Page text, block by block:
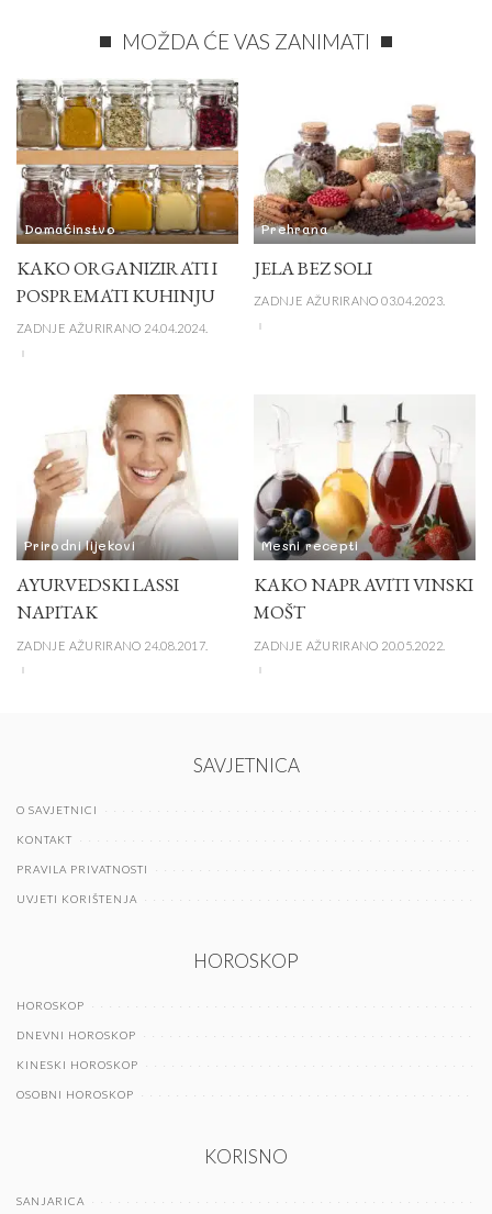
MOŽDA ĆE VAS ZANIMATI
Domaćinstvo
KAKO ORGANIZIRATI I
POSPREMATI KUHINJU
ZADNJE AŽURIRANO 24.04.2024.
Prehrana
JELA BEZ SOLI
ZADNJE AŽURIRANO 03.04.2023.
Prirodni lijekovi
AYURVEDSKI LASSI
NAPITAK
ZADNJE AŽURIRANO 24.08.2017.
Mesni recepti
KAKO NAPRAVITI VINSKI
MOŠT
ZADNJE AŽURIRANO 20.05.2022.
SAVJETNICA
O SAVJETNICI
KONTAKT
PRAVILA PRIVATNOSTI
UVJETI KORIŠTENJA
HOROSKOP
HOROSKOP
DNEVNI HOROSKOP
KINESKI HOROSKOP
OSOBNI HOROSKOP
KORISNO
SANJARICA